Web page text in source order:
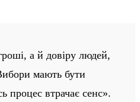
а й довіру людей,
мають бути
процес втрачає сенс».